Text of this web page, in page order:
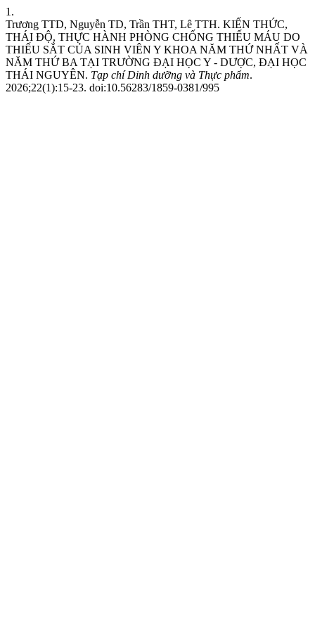
1.
Trương TTD, Nguyễn TD, Trần THT, Lê TTH. KIẾN THỨC,
THÁI ĐỘ, THỰC HÀNH PHÒNG CHỐNG THIẾU MÁU DO
THIẾU SẮT CỦA SINH VIÊN Y KHOA NĂM THỨ NHẤT VÀ
NĂM THỨ BA TẠI TRƯỜNG ĐẠI HỌC Y - DƯỢC, ĐẠI HỌC
THÁI NGUYÊN. Tạp chí Dinh dưỡng và Thực phẩm.
2026;22(1):15-23. doi:10.56283/1859-0381/995